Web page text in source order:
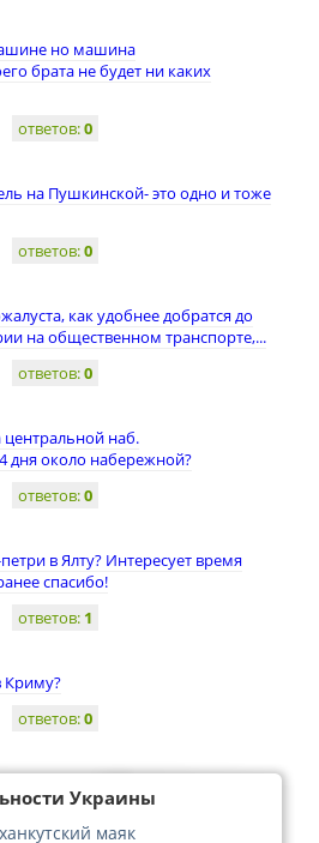
но машина
брата не будет ни каких
ответов:0
на Пушкинской- это одно и тоже
ответов:0
как удобнее добратся до
на общественном транспорте,...
ответов:0
центральной наб.
дня около набережной?
ответов:0
в Ялту? Интересует время
спасибо!
ответов: 1
Криму?
ответов:0
Украины
маяк